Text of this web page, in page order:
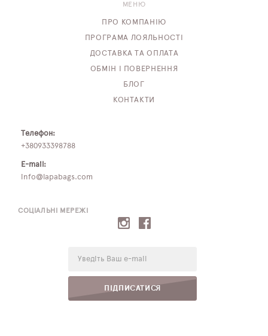
СОЦІАЛЬНІ МЕРЕЖІ
ПІДПИСАТИСЯ
МЕНЮ
ПРО КОМПАНІЮ
ПРОГРАМА ЛОЯЛЬНОСТІ
ДОСТАВКА ТА ОПЛАТА
ОБМІН І ПОВЕРНЕННЯ
БЛОГ
КОНТАКТИ
Телефон:
+380933398788
E-mail:
info@lapabags.com